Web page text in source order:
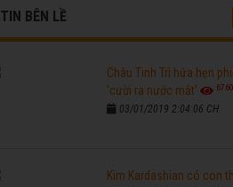
TIN BÊN LỀ
Châu Tinh Trì hứa hẹn
'cười ra nước mắt'
6760
03/01/2019 2:04:06 CH
Kim Kardashian có con